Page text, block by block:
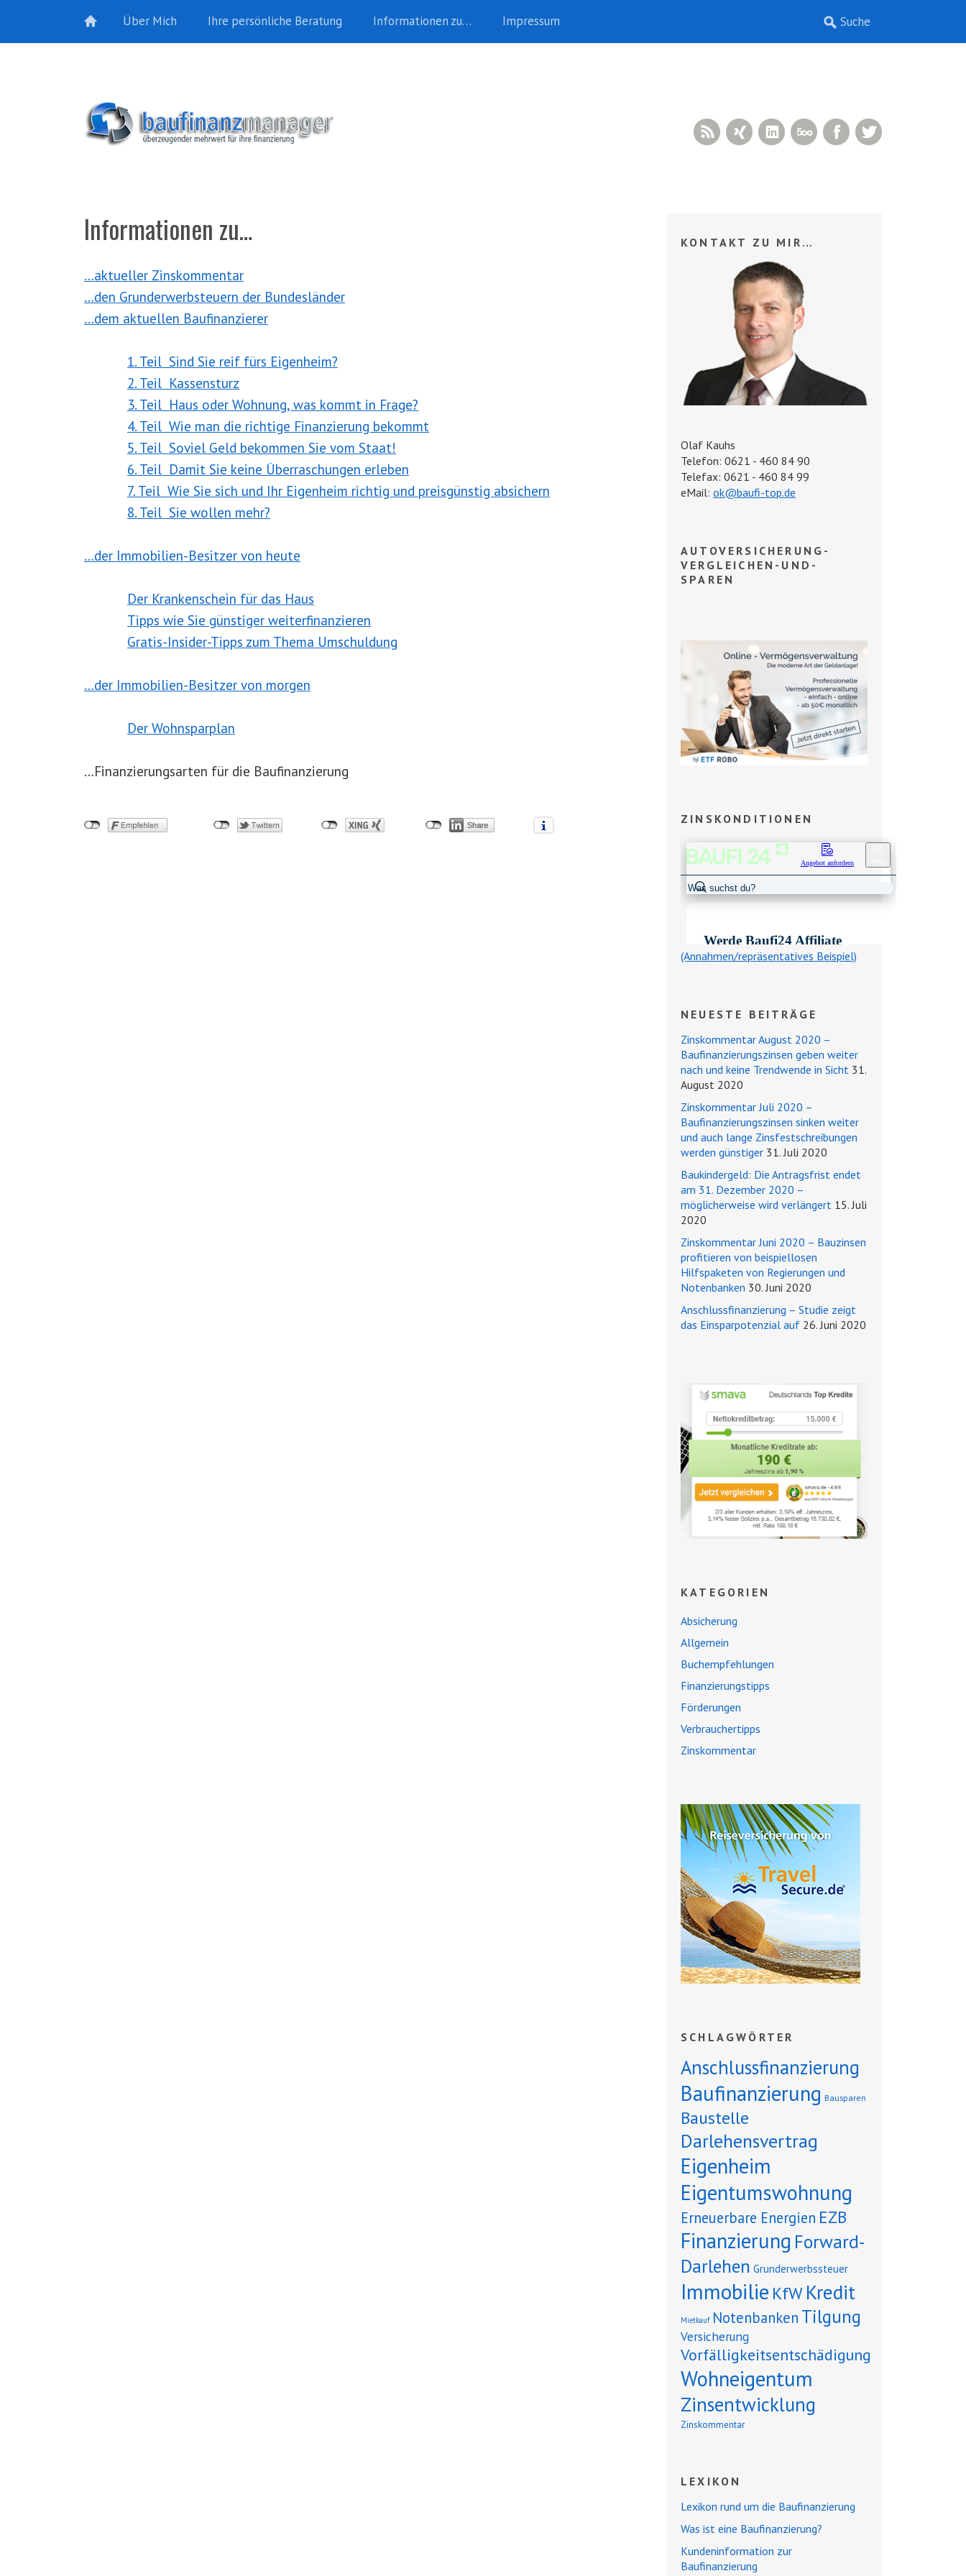
Über Mich Ihre persönliche Beratung Informationen zu… Impressum
Facebook
500px
LinkedIn
Xing
RSS Feed
Informationen zu…
…aktueller Zinskommentar
…den Grunderwerbsteuern der Bundesländer
…dem aktuellen Baufinanzierer
1. Teil Sind Sie reif fürs Eigenheim?
2. Teil Kassensturz
3. Teil Haus oder Wohnung, was kommt in Frage?
4. Teil Wie man die richtige Finanzierung bekommt
5. Teil Soviel Geld bekommen Sie vom Staat!
6. Teil Damit Sie keine Überraschungen erleben
7. Teil Wie Sie sich und Ihr Eigenheim richtig und preisgünstig absichern
8. Teil Sie wollen mehr?
…der Immobilien-Besitzer von heute
Der Krankenschein für das Haus
Tipps wie Sie günstiger weiterfinanzieren
Gratis-Insider-Tipps zum Thema Umschuldung
…der Immobilien-Besitzer von morgen
Der Wohnsparplan
…Finanzierungsarten für die Baufinanzierung
KONTAKT ZU MIR…
Olaf Kauhs
Telefon: 0621 - 460 84 90
Telefax: 0621 - 460 84 99
eMail: ok@baufi-top.de
AUTOVERSICHERUNG-
VERGLEICHEN-UND-
SPAREN
ZINSKONDITIONEN
(Annahmen/repräsentatives Beispiel)
NEUESTE BEITRÄGE
Zinskommentar August 2020 –
Baufinanzierungszinsen geben weiter
nach und keine Trendwende in Sicht 31.
August 2020
Zinskommentar Juli 2020 –
Baufinanzierungszinsen sinken weiter
und auch lange Zinsfestschreibungen
werden günstiger 31. Juli 2020
Baukindergeld: Die Antragsfrist endet
am 31. Dezember 2020 –
möglicherweise wird verlängert 15. Juli
2020
Zinskommentar Juni 2020 – Bauzinsen
profitieren von beispiellosen
Hilfspaketen von Regierungen und
Notenbanken 30. Juni 2020
Anschlussfinanzierung – Studie zeigt
das Einsparpotenzial auf 26. Juni 2020
KATEGORIEN
Absicherung
Allgemein
Buchempfehlungen
Finanzierungstipps
Förderungen
Verbrauchertipps
Zinskommentar
SCHLAGWÖRTER
Anschlussfinanzierung
Baufinanzierung Bausparen
Baustelle
Darlehensvertrag
Eigenheim
Eigentumswohnung
Erneuerbare Energien EZB
Finanzierung Forward-
Darlehen Grunderwerbssteuer
Immobilie KfWKredit
Mietkauf Notenbanken Tilgung
Versicherung
Vorfälligkeitsentschädigung
Wohneigentum
Zinsentwicklung
Zinskommentar
LEXIKON
Lexikon rund um die Baufinanzierung
Was ist eine Baufinanzierung?
Kundeninformation zur
Baufinanzierung